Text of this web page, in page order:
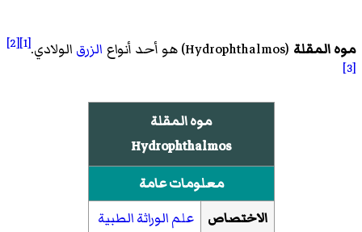
موه المقلة (
Hydrophthalmos)‏ هو أحد أنواع الزرق الولادي.[1]
[2]
[3]
موه المقلة
Hydrophthalmos
معلومات عامة
الاختصاص
علم الوراثة الطبية